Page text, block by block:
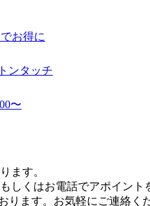
お得に
ンタッチ
〜
ます。
しくはお電話でアポイント
す。お気軽にご連絡くだ